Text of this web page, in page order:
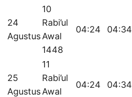
24
Agustus
10
Rabi’ul
Awal
1448
04:24 04:34
25
Agustus
11
Rabi’ul
Awal
04:24 04:34